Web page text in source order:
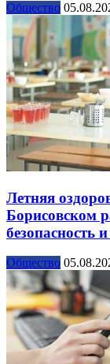
Общество
Летняя
Борисовском
безопасность
Общество